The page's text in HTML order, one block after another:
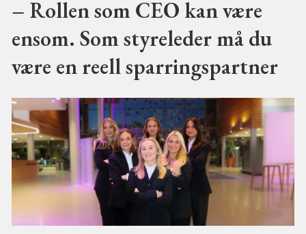
– Rollen som CEO kan være
ensom. Som styreleder må du
være en reell sparringspartner